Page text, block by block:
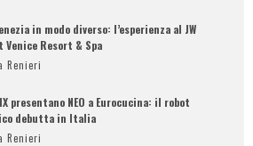
in modo diverso: l’esperienza al JW
Resort & Spa
Renieri
1X presentano NEO a Eurocucina: il robot
debutta in Italia
Renieri